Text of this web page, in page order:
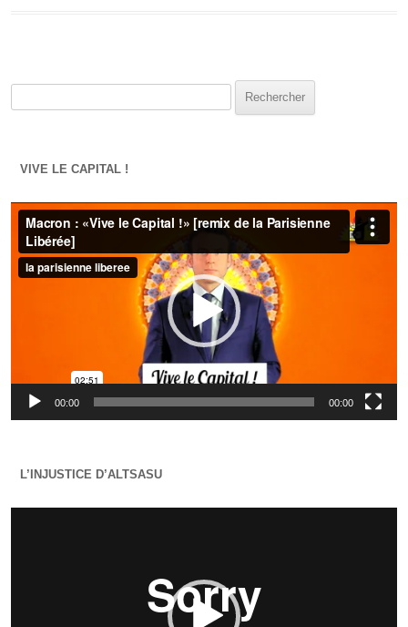
VIVE LE CAPITAL !
Lecteur
vidéo
00:00 00:00
L’INJUSTICE D’ALTSASU
Lecteur